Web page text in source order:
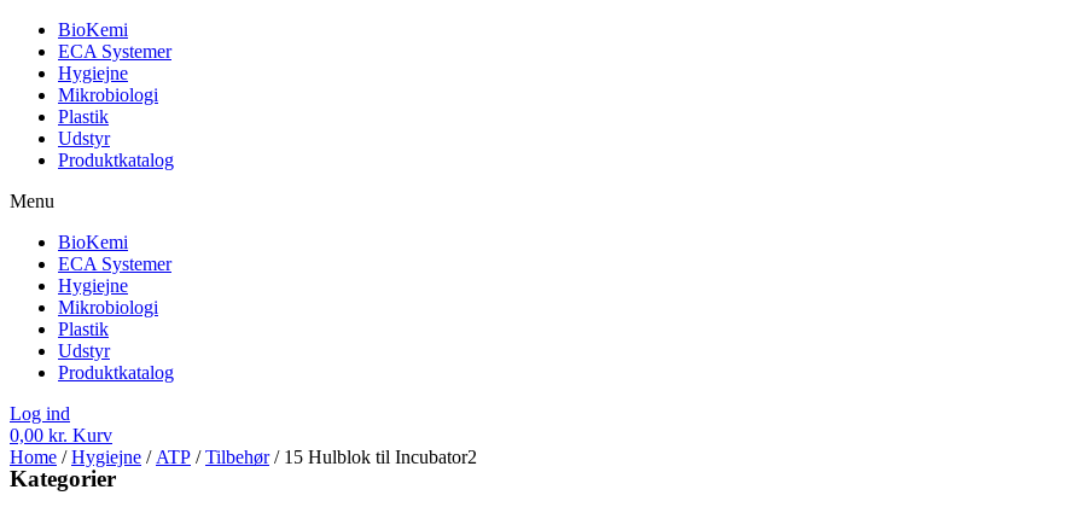
BioKemi
ECA Systemer
Hygiejne
Mikrobiologi
Plastik
Udstyr
Produktkatalog
Menu
BioKemi
ECA Systemer
Hygiejne
Mikrobiologi
Plastik
Udstyr
Produktkatalog
Log ind
0,00 kr. Kurv
Home /Hygiejne / ATP /Tilbehør/ 15 Hulblok til Incubator2
Kategorier